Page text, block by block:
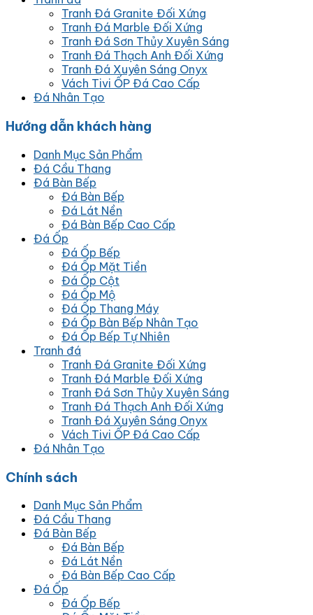
Tranh Đá Granite Đối Xứng
Tranh Đá Marble Đối Xứng
Tranh Đá Sơn Thủy Xuyên Sáng
Tranh Đá Thạch Anh Đối Xứng
Tranh Đá Xuyên Sáng Onyx
Vách Tivi ỐP Đá Cao Cấp
Đá Nhân Tạo
Hướng dẫn khách hàng
Danh Mục Sản Phẩm
Đá Cầu Thang
Đá Bàn Bếp
Đá Bàn Bếp
Đá Lát Nền
Đá Bàn Bếp Cao Cấp
Đá Ốp
Đá Ốp Bếp
Đá Ốp Mặt Tiền
Đá Ốp Cột
Đá Ốp Mộ
Đá Ốp Thang Máy
Đá Ốp Bàn Bếp Nhân Tạo
Đá Ốp Bếp Tự Nhiên
Tranh đá
Tranh Đá Granite Đối Xứng
Tranh Đá Marble Đối Xứng
Tranh Đá Sơn Thủy Xuyên Sáng
Tranh Đá Thạch Anh Đối Xứng
Tranh Đá Xuyên Sáng Onyx
Vách Tivi ỐP Đá Cao Cấp
Đá Nhân Tạo
Chính sách
Danh Mục Sản Phẩm
Đá Cầu Thang
Đá Bàn Bếp
Đá Bàn Bếp
Đá Lát Nền
Đá Bàn Bếp Cao Cấp
Đá Ốp
Đá Ốp Bếp